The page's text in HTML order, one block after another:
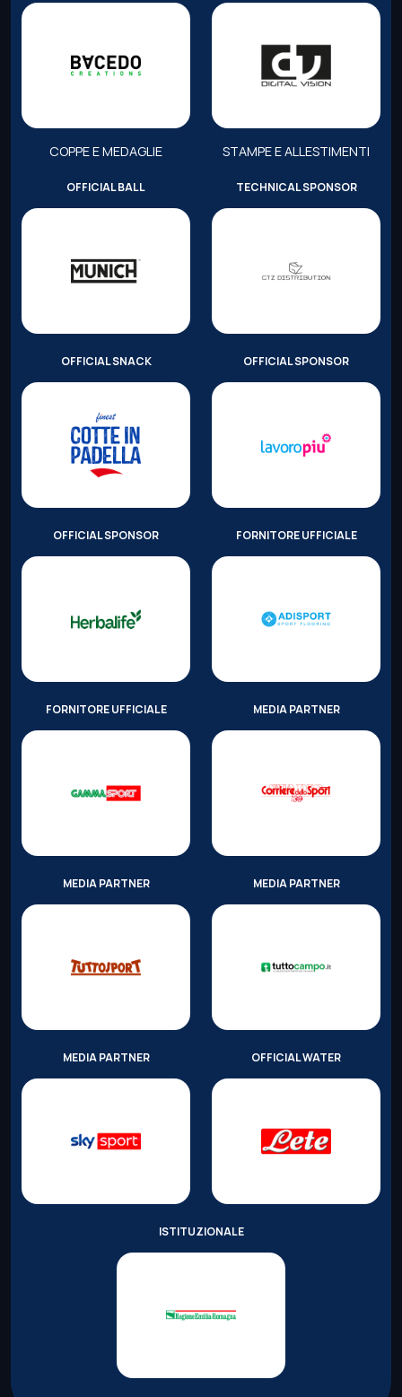
COPPE E MEDAGLIE STAMPE E ALLESTIMENTI
OFFICIAL BALL TECHNICAL SPONSOR
OFFICIAL SNACK OFFICIAL SPONSOR
OFFICIAL SPONSOR FORNITORE UFFICIALE
FORNITORE UFFICIALE MEDIA PARTNER
MEDIA PARTNER MEDIA PARTNER
MEDIA PARTNER OFFICIAL WATER
ISTITUZIONALE